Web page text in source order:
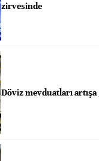
zirvesinde
Döviz mevduatları artışa